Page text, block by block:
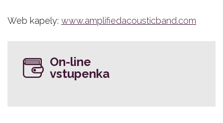
Web kapely: www.amplifiedacousticband.com
On-line
vstupenka